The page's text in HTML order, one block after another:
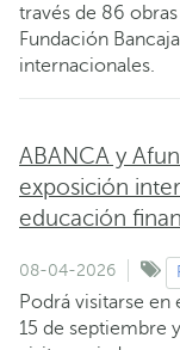
través de 86
Fundación
internacionales.
ABANCA y
exposición
educación
08-04-2026
Podrá visitarse en
15 de septiembre